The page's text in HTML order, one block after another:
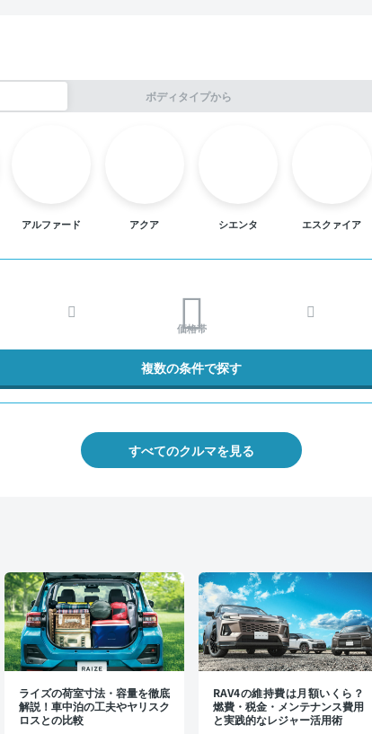
ボディタイプから
アルファード アクア シエンタ エスクァイア
価格帯
複数の条件で探す
すべてのクルマを見る
ライズの荷室寸法・容量を徹底
解説！車中泊の工夫やヤリスク
ロスとの比較
RAV4の維持費は月額いくら？
燃費・税金・メンテナンス費用
と実践的なレジャー活用術